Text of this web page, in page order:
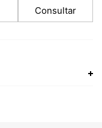
Consultar